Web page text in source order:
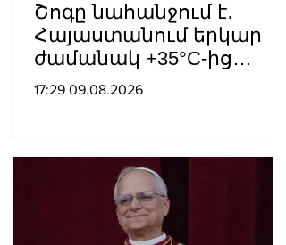
Շոգը նահանջում է․
Հայաստանում երկար
ժամանակ +35°C-ից
բարձր ջերմաստիճան
17:29 09.08.2026